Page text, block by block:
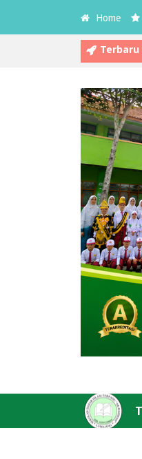
Home
Terbaru
MPLS SDIT Arrahmah: